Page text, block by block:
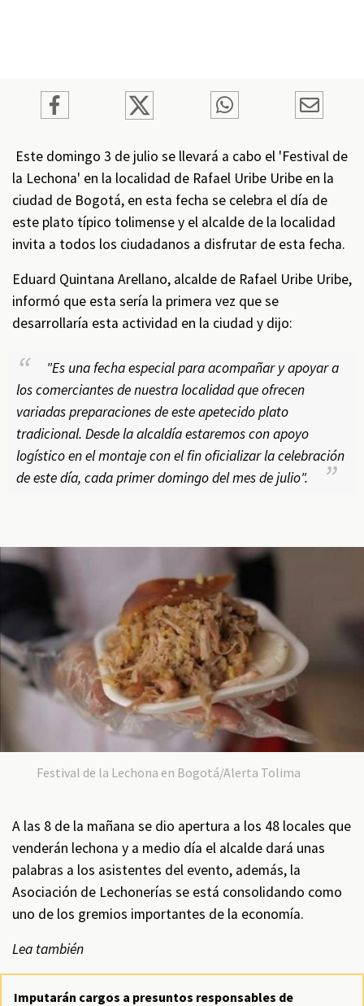
Este domingo 3 de julio se llevará a cabo el 'Festival de
la Lechona' en la localidad de Rafael Uribe Uribe en la
ciudad de Bogotá, en esta fecha se celebra el día de
este plato típico tolimense y el alcalde de la localidad
invita a todos los ciudadanos a disfrutar de esta fecha.
Eduard Quintana Arellano, alcalde de Rafael Uribe Uribe,
informó que esta sería la primera vez que se
desarrollaría esta actividad en la ciudad y dijo:
"Es una fecha especial para acompañar y apoyar a
los comerciantes de nuestra localidad que ofrecen
variadas preparaciones de este apetecido plato
tradicional. Desde la alcaldía estaremos con apoyo
logístico en el montaje con el fin oficializar la celebración
de este día, cada primer domingo del mes de julio".
Festival de la Lechona en Bogotá/Alerta Tolima
A las 8 de la mañana se dio apertura a los 48 locales que
venderán lechona y a medio día el alcalde dará unas
palabras a los asistentes del evento, además, la
Asociación de Lechonerías se está consolidando como
uno de los gremios importantes de la economía.
Lea también
Imputarán cargos a presuntos responsables de